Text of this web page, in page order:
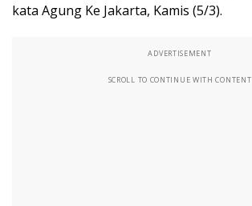
kata Agung Ke Jakarta, Kamis (5/3).
ADVERTISEMENT
SCROLL TO CONTINUE WITH CONTENT